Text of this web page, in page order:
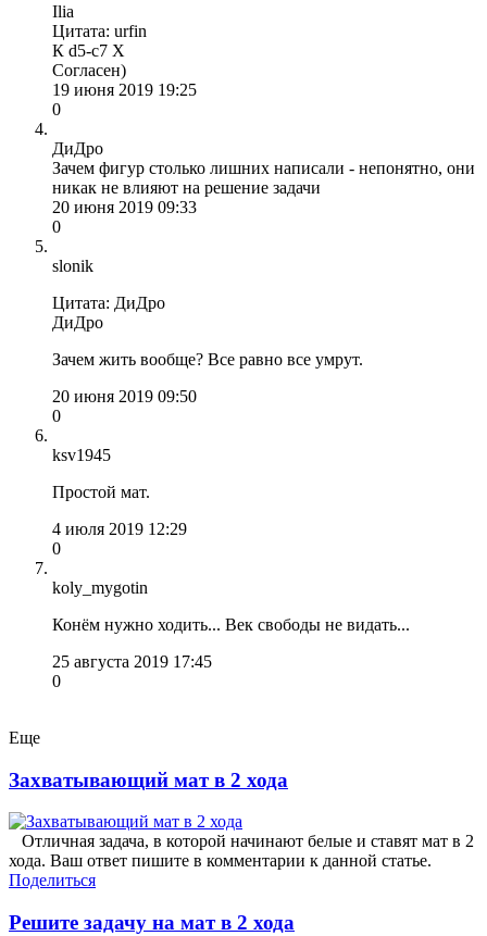
Ilia
Цитата: urfin
К d5-с7 Х
Согласен)
19 июня 2019 19:25
0
ДиДро
Зачем фигур столько лишних написали - непонятно, они
никак не влияют на решение задачи
20 июня 2019 09:33
0
slonik
Цитата: ДиДро
ДиДро
Зачем жить вообще? Все равно все умрут.
20 июня 2019 09:50
0
ksv1945
Простой мат.
4 июля 2019 12:29
0
koly_mygotin
Конём нужно ходить... Век свободы не видать...
25 августа 2019 17:45
0
Еще
Захватывающий мат в 2 хода
Отличная задача, в которой начинают белые и ставят мат в 2
хода. Ваш ответ пишите в комментарии к данной статье.
Поделиться
Решите задачу на мат в 2 хода